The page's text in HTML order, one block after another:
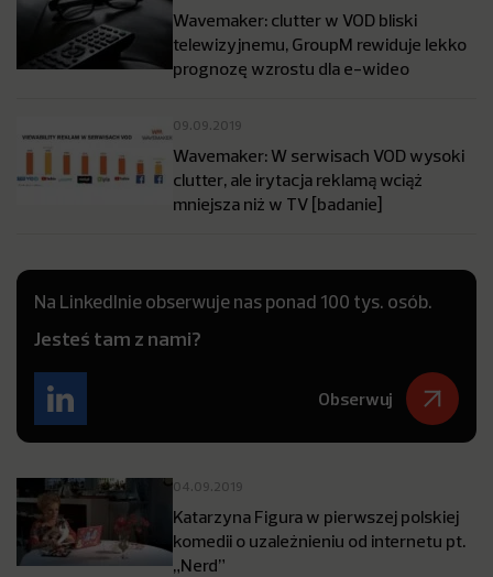
Wavemaker: clutter w VOD bliski
telewizyjnemu, GroupM rewiduje lekko
prognozę wzrostu dla e-wideo
09.09.2019
Wavemaker: W serwisach VOD wysoki
clutter, ale irytacja reklamą wciąż
mniejsza niż w TV [badanie]
Na LinkedInie obserwuje nas ponad 100 tys. osób.
Jesteś tam z nami?
Obserwuj
04.09.2019
Katarzyna Figura w pierwszej polskiej
komedii o uzależnieniu od internetu pt.
„Nerd”